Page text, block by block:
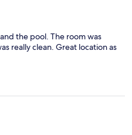
the pool. The room was
really clean. Great location as